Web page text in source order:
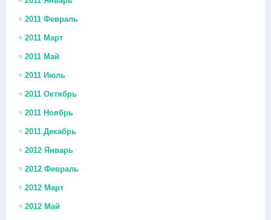
2011 Февраль
2011 Март
2011 Май
2011 Июль
2011 Октябрь
2011 Ноябрь
2011 Декабрь
2012 Январь
2012 Февраль
2012 Март
2012 Май